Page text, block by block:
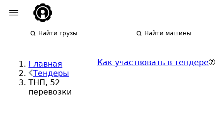
Найти грузы Найти машины
Главная
Тендеры
ТНП, 52
перевозки
Как участвовать в тендере